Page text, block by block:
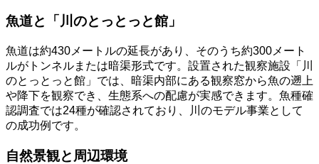
魚道と「川のとっとっと館」
魚道は約430メートルの延長があり、そのうち約300メート
ルがトンネルまたは暗渠形式です。設置された観察施設「川
のとっとっと館」では、暗渠内部にある観察窓から魚の遡上
や降下を観察でき、生態系への配慮が実感できます。魚種確
認調査では24種が確認されており、川のモデル事業として
の成功例です。
自然景観と周辺環境